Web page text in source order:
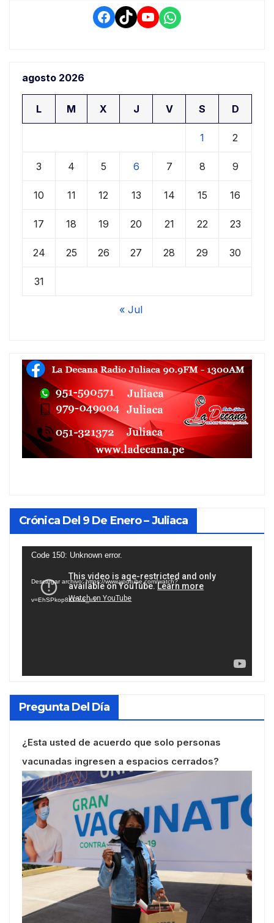
Facebook
TikTokYouTube
WhatsApp
agosto 2026
L M X J V S D
1 2
3 4 5 6 7 8 9
10 11 12 13 14 15 16
17 18 19 20 21 22 23
24 25 26 27 28 29 30
31
« Jul
Crónica Del 9 De Enero – Juliaca
Reproductor
vídeo
Code 150: Unknown error.
Descargar archivo: https://www.youtube.com/watch?
v=EhSPkop8KPY&_=1
Pregunta Del Día
¿Esta usted de acuerdo que solo personas
vacunadas ingresen a espacios cerrados?